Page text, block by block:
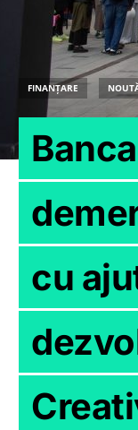
FINANȚARE
cu